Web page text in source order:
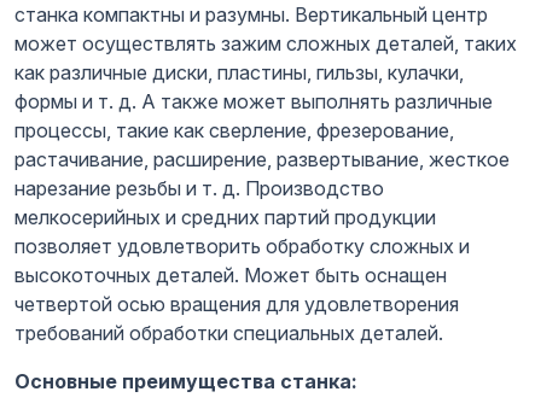
станка компактны и разумны. Вертикальный центр
может осуществлять зажим сложных деталей, таких
как различные диски, пластины, гильзы, кулачки,
формы и т. д. А также может выполнять различные
процессы, такие как сверление, фрезерование,
растачивание, расширение, развертывание, жесткое
нарезание резьбы и т. д. Производство
мелкосерийных и средних партий продукции
позволяет удовлетворить обработку сложных и
высокоточных деталей. Может быть оснащен
четвертой осью вращения для удовлетворения
требований обработки специальных деталей.
Основные преимущества станка: